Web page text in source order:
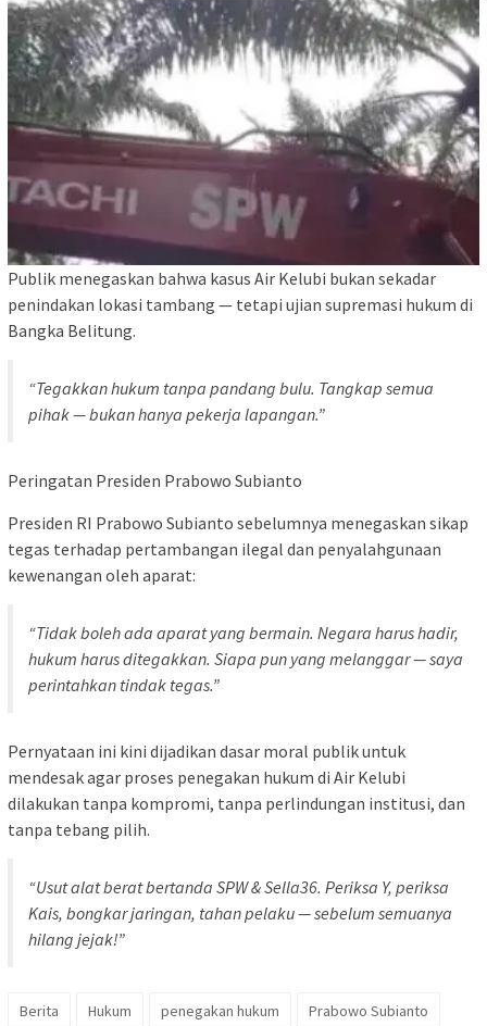
Publik menegaskan bahwa kasus Air Kelubi bukan sekadar
penindakan lokasi tambang — tetapi ujian supremasi hukum di
Bangka Belitung.
“Tegakkan hukum tanpa pandang bulu. Tangkap semua
pihak — bukan hanya pekerja lapangan.”
Peringatan Presiden Prabowo Subianto
Presiden RI Prabowo Subianto sebelumnya menegaskan sikap
tegas terhadap pertambangan ilegal dan penyalahgunaan
kewenangan oleh aparat:
“Tidak boleh ada aparat yang bermain. Negara harus hadir,
hukum harus ditegakkan. Siapa pun yang melanggar — saya
perintahkan tindak tegas.”
Pernyataan ini kini dijadikan dasar moral publik untuk
mendesak agar proses penegakan hukum di Air Kelubi
dilakukan tanpa kompromi, tanpa perlindungan institusi, dan
tanpa tebang pilih.
“Usut alat berat bertanda SPW & Sella36. Periksa Y, periksa
Kais, bongkar jaringan, tahan pelaku — sebelum semuanya
hilang jejak!”
Berita Hukum penegakan hukum Prabowo Subianto